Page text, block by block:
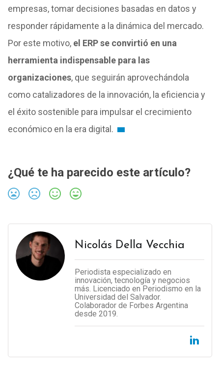
empresas, tomar decisiones basadas en datos y
responder rápidamente a la dinámica del mercado.
Por este motivo, el ERP se convirtió en una
herramienta indispensable para las
organizaciones, que seguirán aprovechándola
como catalizadores de la innovación, la eficiencia y
el éxito sostenible para impulsar el crecimiento
económico en la era digital.
¿Qué te ha parecido este artículo?
Nicolás Della Vecchia
Periodista especializado en
innovación, tecnología y negocios
más. Licenciado en Periodismo en la
Universidad del Salvador.
Colaborador de Forbes Argentina
desde 2019.